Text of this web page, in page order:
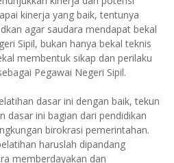
kinerja yang baik, tentunya
agar saudara mendapat bekal
Sipil, bukan hanya bekal teknis
membentuk sikap dan perilaku
Pegawai Negeri Sipil.
dasar ini dengan baik, tekun
dasar ini bagian dari pendidikan
birokrasi pemerintahan.
haruslah dipandang
memberdayakan dan